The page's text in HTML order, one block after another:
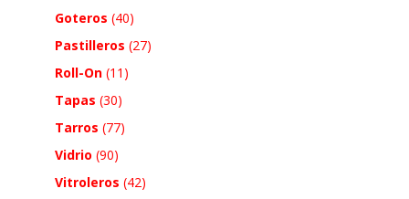
Goteros (40)
Pastilleros (27)
Roll-On (11)
Tapas (30)
Tarros (77)
Vidrio (90)
Vitroleros (42)